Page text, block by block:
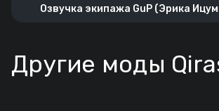
Озвучка экипажа GuP (Эрика
Другие моды